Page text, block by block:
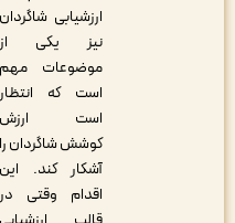
ارزشیابی شاگردان
نیز یکی از
موضوعات مهم
است که انتظار
است ارزش
کوشش شاگردان را
آشکار کند. این
اقدام وقتی در